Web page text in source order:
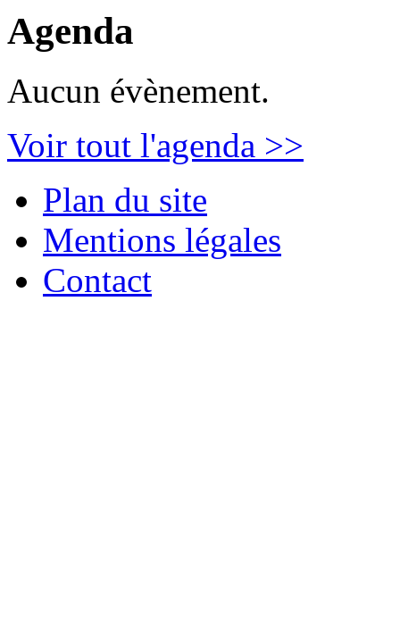
Agenda
Aucun évènement.
Voir tout l'agenda >>
Plan du site
Mentions légales
Contact